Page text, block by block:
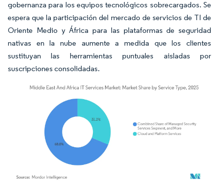
gobernanza para los equipos tecnológicos sobrecargados. Se
espera que la participación del mercado de servicios de TI de
Oriente Medio y África para las plataformas de seguridad
nativas en la nube aumente a medida que los clientes
sustituyan las herramientas puntuales aisladas por
suscripciones consolidadas.